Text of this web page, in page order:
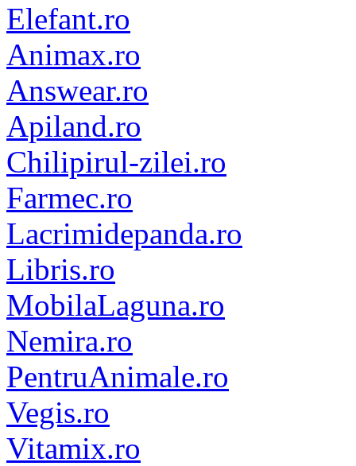
Elefant.ro
Animax.ro
Answear.ro
Apiland.ro
Chilipirul-zilei.ro
Farmec.ro
Lacrimidepanda.ro
Libris.ro
MobilaLaguna.ro
Nemira.ro
PentruAnimale.ro
Vegis.ro
Vitamix.ro